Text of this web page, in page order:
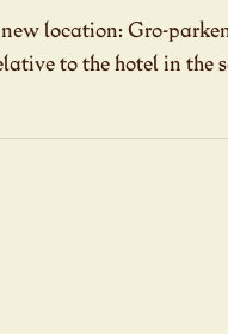
location: Gro-
to the hotel in the